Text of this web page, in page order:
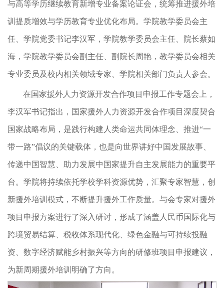
与高等学历继续教育新增专业备案论证会，统筹推进援外培
训提质增效与学历教育专业优化布局。学院教学委员会主
任、学院党委书记李汉军，学院教学委员会主任、院长蔡如
海，学院教学委员会副主任、副院长周艳，教学委员会相关
专业委员及校内相关领域专家、学院相关部门负责人参会。
在国家援外人力资源开发合作项目申报工作专题会上，
李汉军书记指出，国家援外人力资源开发合作项目深度契合
国家战略布局，是践行构建人类命运共同体理念、推进“一
带一路”倡议的关键载体，也是向世界讲好中国发展故事、
传递中国智慧、助力发展中国家提升自主发展能力的重要平
台。学院将持续依托学校学科资源优势，汇聚专家智慧，创
新援外培训模式，不断提升援外工作质量。与会专家对援外
项目申报方案进行了深入研讨，形成了涵盖人民币国际化与
跨境贸易结算、税收体系现代化、绿色金融与可持续投融
资、数字经济赋能乡村振兴等方向的研修班项目申报建议，
为新周期援外培训明确了方向。